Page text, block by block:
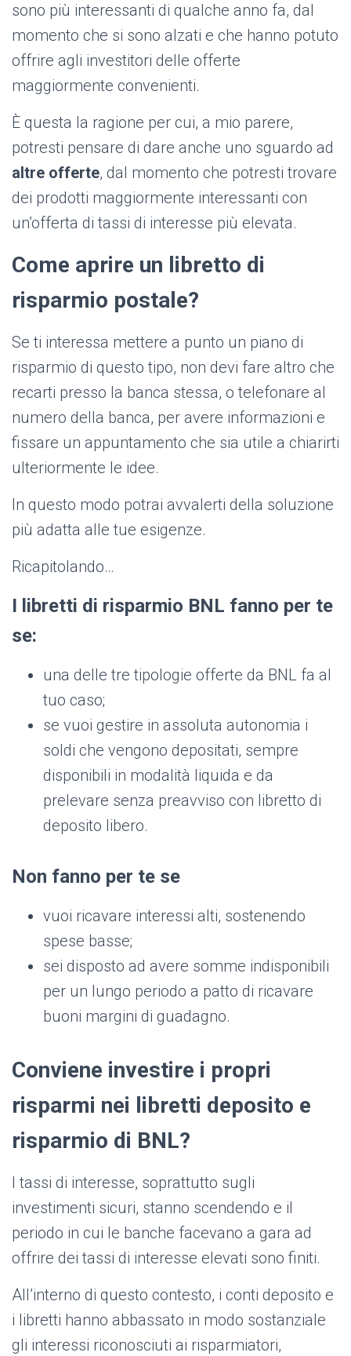
sono più interessanti di qualche anno fa, dal
momento che si sono alzati e che hanno potuto
offrire agli investitori delle offerte
maggiormente convenienti.
È questa la ragione per cui, a mio parere,
potresti pensare di dare anche uno sguardo ad
altre offerte, dal momento che potresti trovare
dei prodotti maggiormente interessanti con
un’offerta di tassi di interesse più elevata.
Come aprire un libretto di
risparmio postale?
Se ti interessa mettere a punto un piano di
risparmio di questo tipo, non devi fare altro che
recarti presso la banca stessa, o telefonare al
numero della banca, per avere informazioni e
fissare un appuntamento che sia utile a chiarirti
ulteriormente le idee.
In questo modo potrai avvalerti della soluzione
più adatta alle tue esigenze.
Ricapitolando…
I libretti di risparmio BNL fanno per te
se:
una delle tre tipologie offerte da BNL fa al
tuo caso;
se vuoi gestire in assoluta autonomia i
soldi che vengono depositati, sempre
disponibili in modalità liquida e da
prelevare senza preavviso con libretto di
deposito libero.
Non fanno per te se
vuoi ricavare interessi alti, sostenendo
spese basse;
sei disposto ad avere somme indisponibili
per un lungo periodo a patto di ricavare
buoni margini di guadagno.
Conviene investire i propri
risparmi nei libretti deposito e
risparmio di BNL?
I tassi di interesse, soprattutto sugli
investimenti sicuri, stanno scendendo e il
periodo in cui le banche facevano a gara ad
offrire dei tassi di interesse elevati sono finiti.
All’interno di questo contesto, i conti deposito e
i libretti hanno abbassato in modo sostanziale
gli interessi riconosciuti ai risparmiatori,